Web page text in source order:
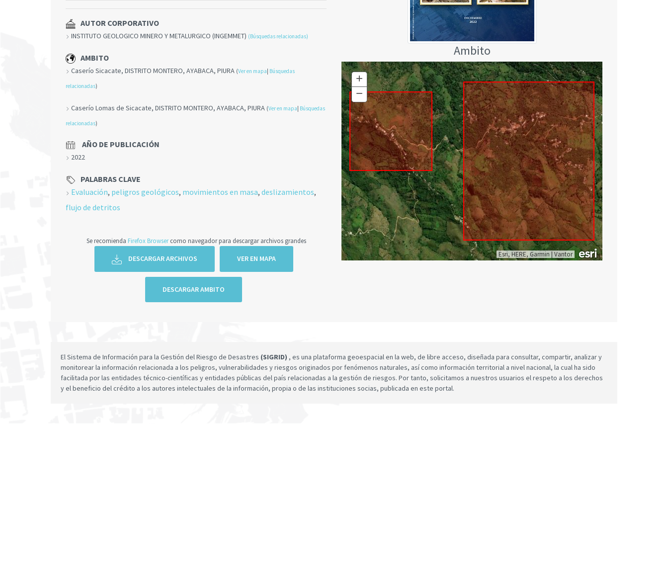
AUTOR CORPORATIVO
INSTITUTO GEOLOGICO MINERO Y METALURGICO (INGEMMET) (Búsquedas relacionadas)
AMBITO
Caserío Sicacate, DISTRITO MONTERO, AYABACA, PIURA (Ver en mapa Búsquedas
relacionadas)
Caserío Lomas de Sicacate, DISTRITO MONTERO, AYABACA, PIURA (Ver en mapa Búsquedas
relacionadas)
AÑO DE PUBLICACIÓN
2022
PALABRAS CLAVE
Evaluación, peligros geológicos, movimientos en masa, deslizamientos,
flujo de detritos
Se recomienda Firefox Browsercomo navegador para descargar archivos grandes
DESCARGAR ARCHIVOS VER EN MAPA
DESCARGAR AMBITO
Ambito
Esri, HERE, Garmin | Vantor
+ Zoom
In
− Zoom
Out
El Sistema de Información para la Gestión del Riesgo de Desastres (SIGRID) , es una plataforma geoespacial en la web, de libre acceso, diseñada para consultar, compartir, analizar y
monitorear la información relacionada a los peligros, vulnerabilidades y riesgos originados por fenómenos naturales, así como información territorial a nivel nacional, la cual ha sido
facilitada por las entidades técnico-científicas y entidades públicas del país relacionadas a la gestión de riesgos. Por tanto, solicitamos a nuestros usuarios el respeto a los derechos
y el beneficio del crédito a los autores intelectuales de la información, propia o de las instituciones socias, publicada en este portal.